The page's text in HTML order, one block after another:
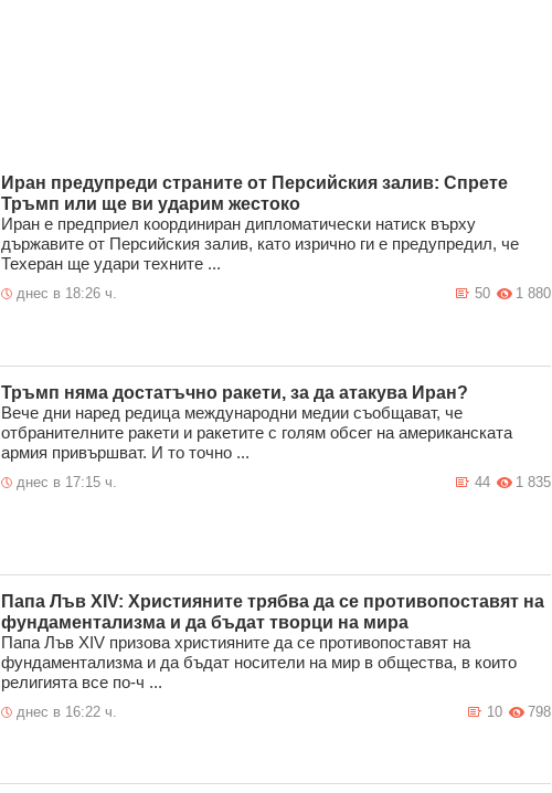
Иран предупреди страните от Персийския залив: Спрете
Тръмп или ще ви ударим жестоко
Иран е предприел координиран дипломатически натиск върху
държавите от Персийския залив, като изрично ги е предупредил, че
Техеран ще удари техните ...
днес в 18:26 ч. 1 880
50
Тръмп няма достатъчно ракети, за да атакува Иран?
Вече дни наред редица международни медии съобщават, че
отбранителните ракети и ракетите с голям обсег на американската
армия привършват. И то точно ...
днес в 17:15 ч. 1 835
44
Папа Лъв XIV: Християните трябва да се противопоставят на
фундаментализма и да бъдат творци на мира
Папа Лъв XIV призова християните да се противопоставят на
фундаментализма и да бъдат носители на мир в общества, в които
религията все по-ч ...
днес в 16:22 ч. 798
10